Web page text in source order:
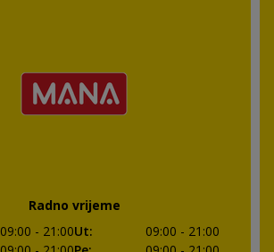
Radno vrijeme
09:00 - 21:00Ut: 09:00 - 21:00